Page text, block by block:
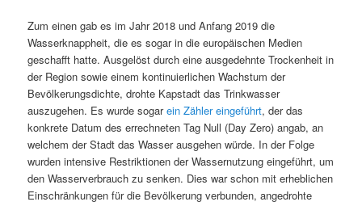
Zum einen gab es im Jahr 2018 und Anfang 2019 die
Wasserknappheit, die es sogar in die europäischen Medien
geschafft hatte. Ausgelöst durch eine ausgedehnte Trockenheit in
der Region sowie einem kontinuierlichen Wachstum der
Bevölkerungsdichte, drohte Kapstadt das Trinkwasser
auszugehen. Es wurde sogarein Zähler eingeführt, der das
konkrete Datum des errechneten Tag Null (Day Zero) angab, an
welchem der Stadt das Wasser ausgehen würde. In der Folge
wurden intensive Restriktionen der Wassernutzung eingeführt, um
den Wasserverbrauch zu senken. Dies war schon mit erheblichen
Einschränkungen für die Bevölkerung verbunden, angedrohte